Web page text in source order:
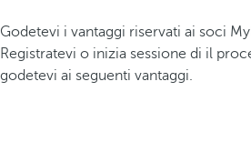
Godetevi i vantaggi riservati ai soci
Registratevi o inizia sessione di il
godetevi ai seguenti vantaggi.